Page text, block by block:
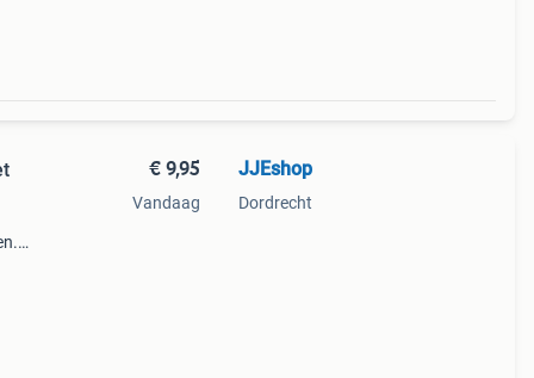
€ 9,95
Vandaag
JJEshop
Dordrecht